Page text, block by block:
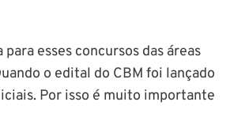
esses concursos das áreas
o edital do CBM foi lançado
Por isso é muito importante